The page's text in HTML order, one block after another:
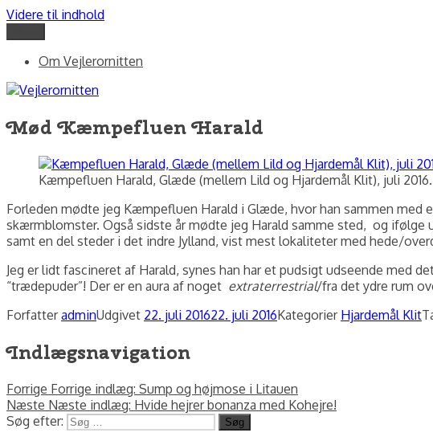
Videre til indhold
Vejlerornitten
fotos og skriblerier af Jørgen Peter Kjeldsen/ornit.dk
Om Vejlerornitten
Mød Kæmpefluen Harald
Kæmpefluen Harald, Glæde (mellem Lild og Hjardemål Klit), juli
Forleden mødte jeg Kæmpefluen Harald i Glæde, hvor han sammen
skærmblomster. Også sidste år mødte jeg Harald samme sted, og
samt en del steder i det indre Jylland, vist mest lokaliteter med hede/
Jeg er lidt fascineret af Harald, synes han har et pudsigt udseende med
“trædepuder”! Der er en aura af noget extraterrestrial/fra det ydre rum
ForfatteradminUdgivet 22. juli 201622. juli 2016Kategorier Hjardemål Klit
Indlægsnavigation
Forrige Forrige indlæg: Sump og højmose i Litauen
Næste Næste indlæg: Hvide hejrer bonanza med Kohejre!
Søg efter:
Søg